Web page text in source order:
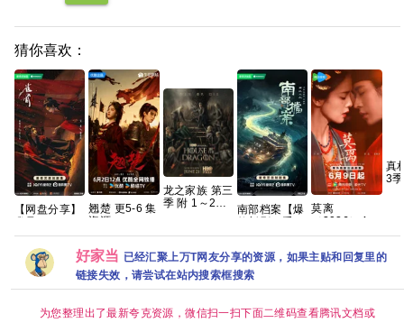
猜你喜欢：
【网盘分享】
雀骨(2026)全
28集国语中字
1080P高码艾
米侯明昊古装
爱情
翘楚 更5-6 集
资源
龙之家族 第三
季 附 1～2季
内嵌简繁英字
幕 【单集7GB
左右】
南部档案【爆
款新剧🔥手慢
无】 【共33
彩 DV HDR】
【张新成、丁
禹兮｜奇幻/冒
莫离
（2026）4K
臻彩 白鹿/丞
[爱情/古装]
真
3
好家当 已经汇聚上万T网友分享的资源，如果主贴和回复里的
链接失效，请尝试在站内搜索框搜索
为您整理出了最新夸克资源，微信扫一扫下面二维码查看腾讯文档或